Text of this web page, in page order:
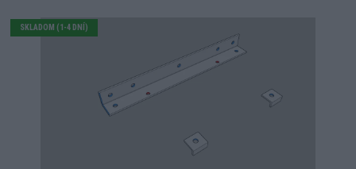
SKLADOM (1-4 DNÍ)